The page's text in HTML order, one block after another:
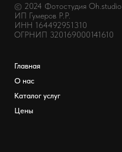
© 2024 Фотостудия Oh.studio
ИП Гумеров Р.Р.
ИНН 164492951310
ОГРНИП 320169000141610
Главная
О нас
Каталог услуг
Цены